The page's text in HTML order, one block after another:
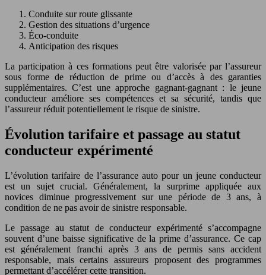
Conduite sur route glissante
Gestion des situations d’urgence
Éco-conduite
Anticipation des risques
La participation à ces formations peut être valorisée par l’assureur
sous forme de réduction de prime ou d’accès à des garanties
supplémentaires. C’est une approche gagnant-gagnant : le jeune
conducteur améliore ses compétences et sa sécurité, tandis que
l’assureur réduit potentiellement le risque de sinistre.
Évolution tarifaire et passage au statut
conducteur expérimenté
L’évolution tarifaire de l’assurance auto pour un jeune conducteur
est un sujet crucial. Généralement, la surprime appliquée aux
novices diminue progressivement sur une période de 3 ans, à
condition de ne pas avoir de sinistre responsable.
Le passage au statut de conducteur expérimenté s’accompagne
souvent d’une baisse significative de la prime d’assurance. Ce cap
est généralement franchi après 3 ans de permis sans accident
responsable, mais certains assureurs proposent des programmes
permettant d’accélérer cette transition.